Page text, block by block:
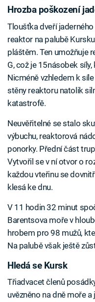
Hrozba poškození
Tloušťka dveří
reaktor na palubě
pláštěm. Ten umožňuje
G, což je 15násobek
Nicméně vzhledem k
stěny reaktoru natolik
katastrofě.
Neuvěřitelné se stalo
výbuchu, reaktorová
ponorky. Přední část
Vytvořil se v ní otvor o
každou vteřinu se
klesá ke dnu.
V 11 hodin 32 minut
Barentsova moře v
hrobem pro 98 mužů,
Na palubě však ještě
Hledá se Kursk
Třiadvacet členů
uvězněno na dně moře